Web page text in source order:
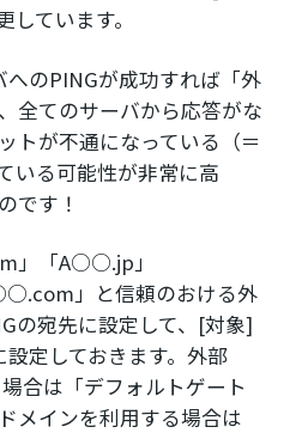
ています。
のPINGが成功すれば「外
全てのサーバから応答がな
トが不通になっている（＝
いる可能性が非常に高
です！
」「A○○.jp」
」と信頼のおける外
の宛先に設定して、[対象]
定しておきます。外部
場合は「デフォルトゲート
メインを利用する場合は